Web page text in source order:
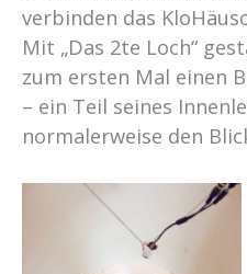
verbinden das
Mit „Das 2te Loch“
zum ersten Mal einen
– ein Teil seines
normalerweise den